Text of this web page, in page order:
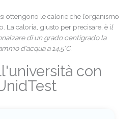
ottengono le calorie che l’organismo
La caloria, giusto per precisare, è il
di un grado centigrado la
d’acqua a 14,5°C.
con